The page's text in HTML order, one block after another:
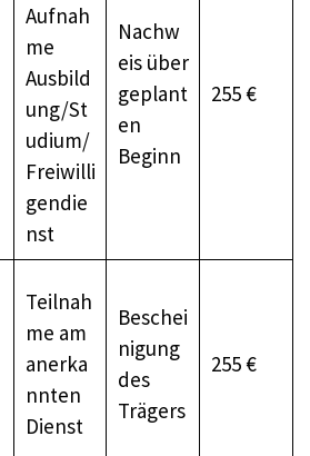
Aufnah
me
Ausbild
ung/St
udium/
Freiwilli
gendie
nst
Nachw
eis über
geplant
en
Beginn
255 €
Teilnah
me am
anerka
nnten
Dienst
Beschei
nigung
des
Trägers
255 €